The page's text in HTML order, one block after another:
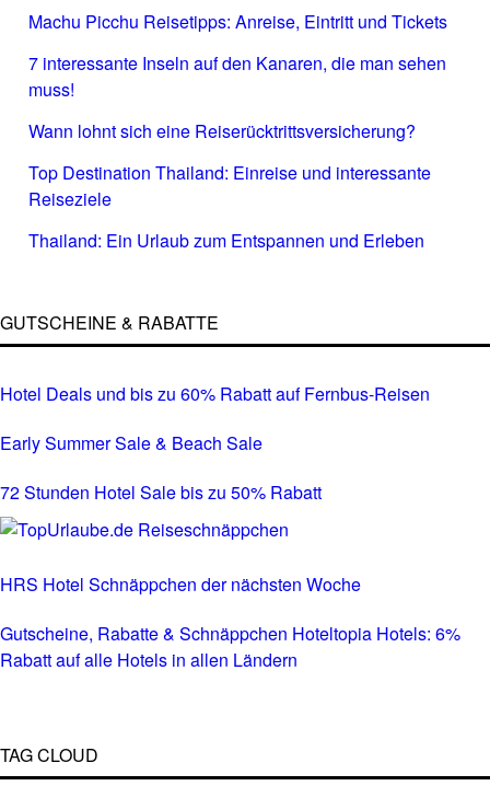
Machu Picchu Reisetipps: Anreise, Eintritt und Tickets
7 interessante Inseln auf den Kanaren, die man sehen
muss!
Wann lohnt sich eine Reiserücktrittsversicherung?
Top Destination Thailand: Einreise und interessante
Reiseziele
Thailand: Ein Urlaub zum Entspannen und Erleben
GUTSCHEINE & RABATTE
Hotel Deals und bis zu 60% Rabatt auf Fernbus-Reisen
Early Summer Sale & Beach Sale
72 Stunden Hotel Sale bis zu 50% Rabatt
HRS Hotel Schnäppchen der nächsten Woche
Gutscheine, Rabatte & Schnäppchen Hoteltopia Hotels: 6%
Rabatt auf alle Hotels in allen Ländern
TAG CLOUD